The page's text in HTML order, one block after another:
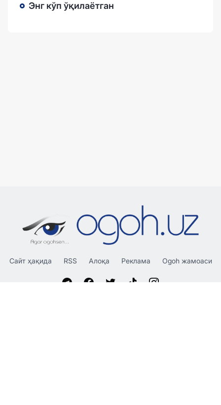
Энг кўп ўқилаётган
Сайт ҳақида RSS Алоқа Реклама Ogoh жамоаси